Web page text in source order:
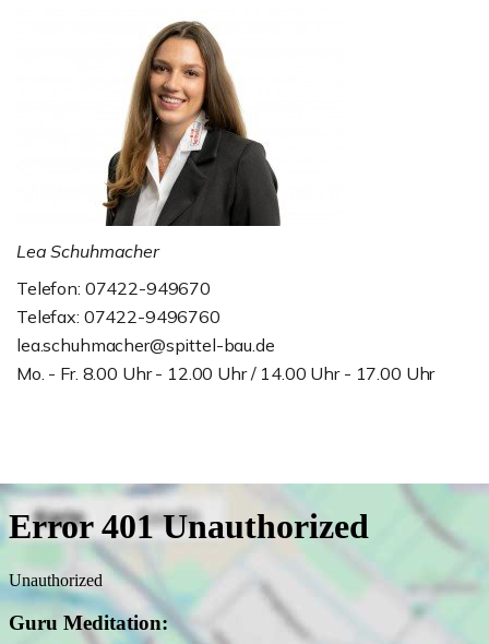
Lea Schuhmacher
Telefon: 07422-949670
Telefax: 07422-9496760
lea.schuhmacher@spittel-bau.de
Mo. - Fr. 8.00 Uhr - 12.00 Uhr / 14.00 Uhr - 17.00 Uhr